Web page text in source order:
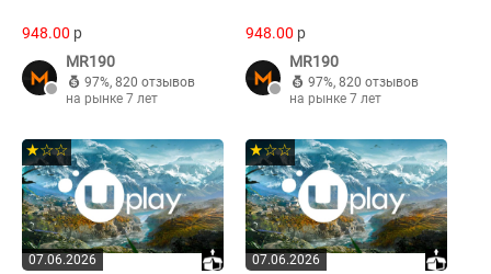
948.00 p
MR190
97%, 820 отзывов
на рынке 7 лет
948.00 p
MR190
97%, 820 отзывов
на рынке 7 лет
07.06.2026
★☆☆
07.06.2026
★☆☆